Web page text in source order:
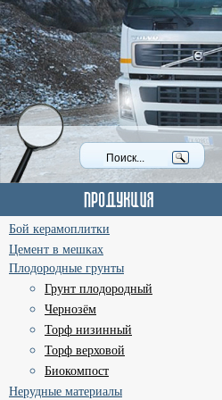
Бой керамоплитки
Цемент в мешках
Плодородные грунты
Грунт плодородный
Чернозём
Торф низинный
Торф верховой
Биокомпост
Нерудные материалы